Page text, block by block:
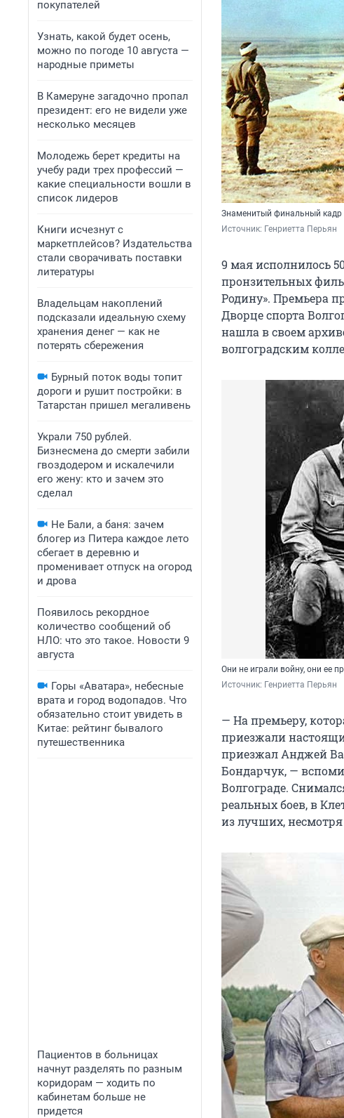
покупателей
Узнать, какой будет осень,
можно по погоде 10 августа —
народные приметы
В Камеруне загадочно пропал
президент: его не видели уже
несколько месяцев
Молодежь берет кредиты на
учебу ради трех профессий —
какие специальности вошли в
список лидеров
Книги исчезнут с
маркетплейсов? Издательства
стали сворачивать поставки
литературы
Владельцам накоплений
подсказали идеальную схему
хранения денег — как не
потерять сбережения
Бурный поток воды топит
дороги и рушит постройки: в
Татарстан пришел мегаливень
Украли 750 рублей.
Бизнесмена до смерти забили
гвоздодером и искалечили
его жену: кто и зачем это
сделал
Не Бали, а баня: зачем
блогер из Питера каждое лето
сбегает в деревню и
променивает отпуск на огород
и дрова
Появилось рекордное
количество сообщений об
НЛО: что это такое. Новости 9
августа
Горы «Аватара», небесные
врата и город водопадов. Что
обязательно стоит увидеть в
Китае: рейтинг бывалого
путешественника
Пациентов в больницах
начнут разделять по разным
коридорам — ходить по
кабинетам больше не
придется
Знаменитый финальный кадр
Источник: Генриетта Перьян
9 мая исполнилось
пронзительных
Родину». Премьера
Дворце спорта
нашла в своем
волгоградским
Они не играли войну, они ее
Источник: Генриетта Перьян
— На премьеру,
приезжали
приезжал Анджей
Бондарчук, —
Волгограде.
реальных боев, в
из лучших, несмотря